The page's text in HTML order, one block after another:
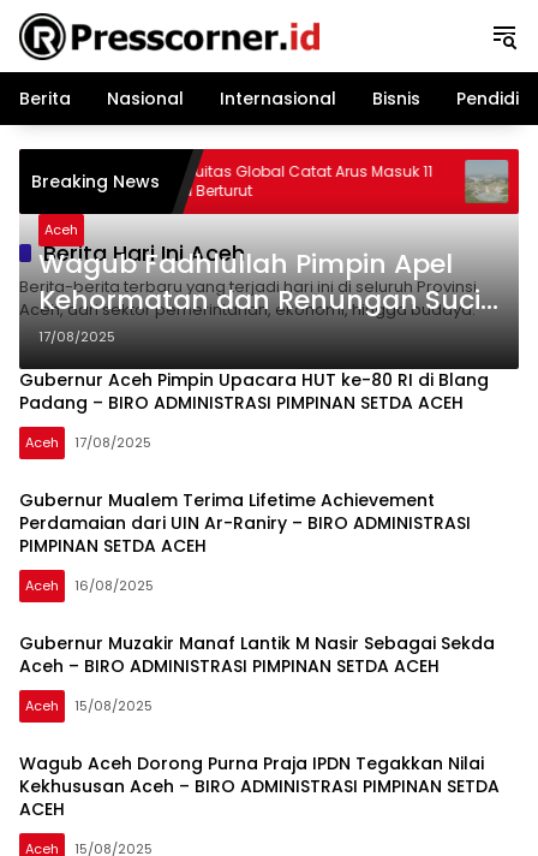
Langsung
konten
Berita
Nasional Internasional Bisnis
Breaking NewsDana Ekuitas Global Catat Arus Masuk 11
Minggu Berturut
&
Berita Hari Ini Aceh
Berita-berita terbaru yang terjadi hari ini di seluruh Provinsi
Aceh, dari sektor pemerintahan, ekonomi, hingga budaya.
Aceh
Wagub Fadhlullah Pimpin Apel
Kehormatan dan Renungan Suci
dalam Rangka HUT RI ke-80 –
BIRO ADMINISTRASI PIMPINAN
SETDA ACEH
17/08/2025
Gubernur Aceh Pimpin Upacara HUT ke-80 RI di Blang
Padang – BIRO ADMINISTRASI PIMPINAN SETDA ACEH
Aceh 17/08/2025
Gubernur Mualem Terima Lifetime Achievement
Perdamaian dari UIN Ar-Raniry – BIRO ADMINISTRASI
PIMPINAN SETDA ACEH
Aceh 16/08/2025
Gubernur Muzakir Manaf Lantik M Nasir Sebagai Sekda
Aceh – BIRO ADMINISTRASI PIMPINAN SETDA ACEH
Aceh 15/08/2025
Wagub Aceh Dorong Purna Praja IPDN Tegakkan Nilai
Kekhususan Aceh – BIRO ADMINISTRASI PIMPINAN SETDA
ACEH
Aceh 15/08/2025